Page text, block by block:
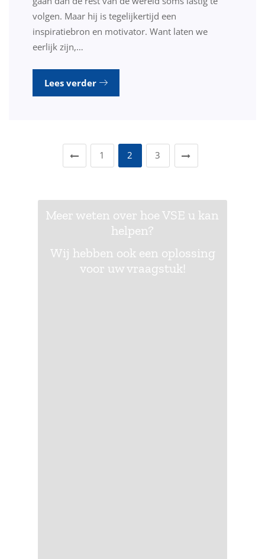
volgen. Maar hij is tegelijkertijd een
inspiratiebron en motivator. Want laten we
eerlijk zijn,…
Lees verder
1 2 3
Meer weten over hoe VSE u kan
helpen?
Wij hebben ook een oplossing
voor uw vraagstuk!